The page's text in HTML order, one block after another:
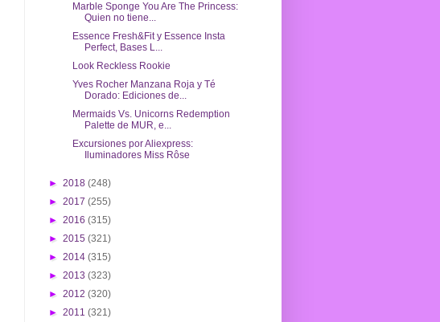
Marble Sponge You Are The Princess:
Quien no tiene...
Essence Fresh&Fit y Essence Insta
Perfect, Bases L...
Look Reckless Rookie
Yves Rocher Manzana Roja y Té
Dorado: Ediciones de...
Mermaids Vs. Unicorns Redemption
Palette de MUR, e...
Excursiones por Aliexpress:
Iluminadores Miss Rôse
► 2018 (248)
► 2017 (255)
► 2016 (315)
► 2015 (321)
► 2014 (315)
► 2013 (323)
► 2012 (320)
► 2011 (321)